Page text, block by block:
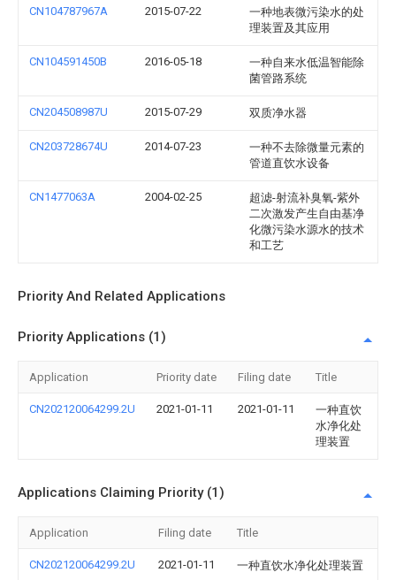
CN104787967A 2015-07-22
一种地表微污染水的处
理装置及其应用
CN104591450B 2016-05-18
一种自来水低温智能除
菌管路系统
CN204508987U 2015-07-29 双质净水器
CN203728674U 2014-07-23
一种不去除微量元素的
管道直饮水设备
CN1477063A 2004-02-25
超滤-射流补臭氧-紫外
二次激发产生自由基净
化微污染水源水的技术
和工艺
Priority And Related Applications
Priority Applications (1)
Application Priority date Filing date Title
CN202120064299.2U 2021-01-11 2021-01-11
一种直饮
水净化处
理装置
Applications Claiming Priority (1)
Application Filing date Title
CN202120064299.2U 2021-01-11 一种直饮水净化处理装置